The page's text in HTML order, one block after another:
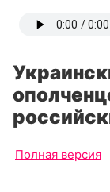
Полная версия